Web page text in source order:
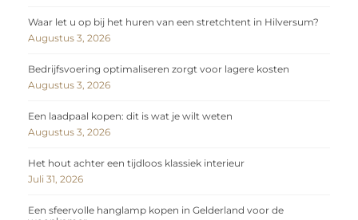
Waar let u op bij het huren van een stretchtent in Hilversum?
Augustus 3, 2026
Bedrijfsvoering optimaliseren zorgt voor lagere kosten
Augustus 3, 2026
Een laadpaal kopen: dit is wat je wilt weten
Augustus 3, 2026
Het hout achter een tijdloos klassiek interieur
Juli 31, 2026
Een sfeervolle hanglamp kopen in Gelderland voor de